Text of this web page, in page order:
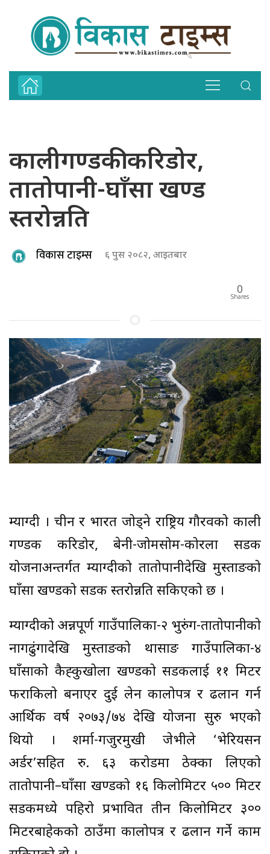
कालीगण्डकी करिडोर,
तातोपानी-घाँसा खण्ड
स्तरोन्नति
विकास टाइम्स ६ पुस २०८२, आइतबार
0
Shares
म्याग्दी । चीन र भारत जोड्ने राष्ट्रिय गौरवको काली
गण्डकी करिडोर, बेनी-जोमसोम-कोरला सडक
योजनाअन्तर्गत म्याग्दीको तातोपानीदेखि मुस्ताङको
घाँसा खण्डको सडक स्तरोन्नति सकिएको छ ।
म्याग्दीको अन्नपूर्ण गाउँपालिका-२ भुरुंग-तातोपानीको
नागढुंगादेखि मुस्ताङको थासाङ गाउँपालिका-४
घाँसाको कैह्कुखोला खण्डको सडकलाई ११ मिटर
फराकिलो बनाएर दुई लेन कालोपत्र र ढलान गर्न
आर्थिक वर्ष २०७३/७४ देखि योजना सुरु भएको
थियो । शर्मा-गजुरमुखी जेभीले ‘भेरियसन
अर्डर’सहित रु. ६३ करोडमा ठेक्का लिएको
तातोपानी–घाँसा खण्डको १६ किलोमिटर ५०० मिटर
सडकमध्ये पहिरो प्रभावित तीन किलोमिटर ३००
मिटरबाहेकको ठाउँमा कालोपत्र र ढलान गर्ने काम